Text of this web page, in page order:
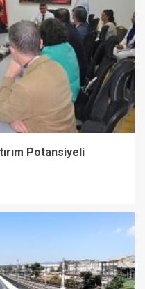
Potansiyeli